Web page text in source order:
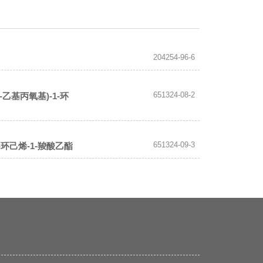
204254-96-6
基丙氧基)-1-环
651324-08-2
己烯-1-羧酸乙酯 651324-09-3